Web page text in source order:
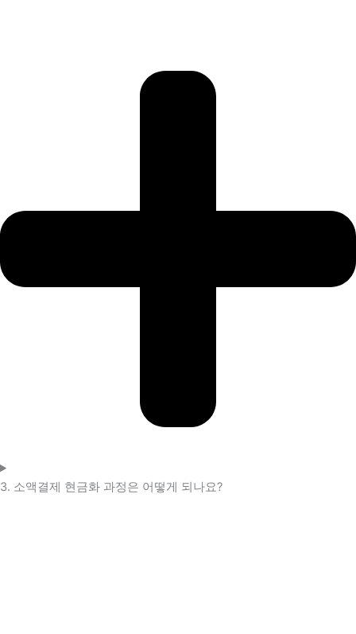
3. 소액결제 현금화 과정은 어떻게 되나요?